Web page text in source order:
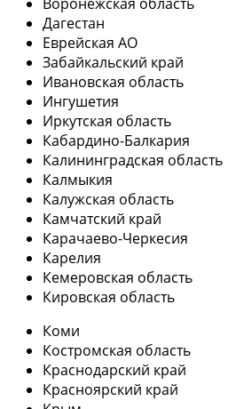
Дагестан
Еврейская АО
Забайкальский край
Ивановская область
Ингушетия
Иркутская область
Кабардино-Балкария
Калининградская область
Калмыкия
Калужская область
Камчатский край
Карачаево-Черкесия
Карелия
Кемеровская область
Кировская область
Коми
Костромская область
Краснодарский край
Красноярский край